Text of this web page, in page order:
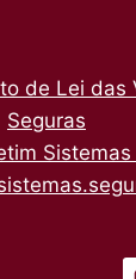
de Lei das
Seguras
Sistemas